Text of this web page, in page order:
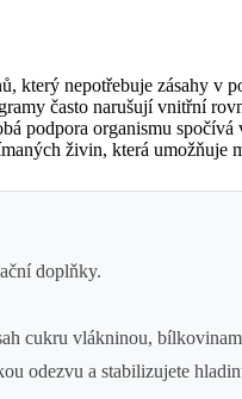
nepotřebuje zásahy
často narušují vnitřní
podpora organismu
živin, která umožňuje
doplňky.
cukru vlákninou,
odezvu a stabilizujete